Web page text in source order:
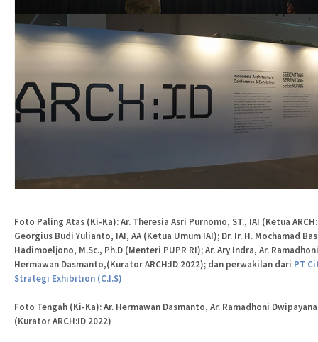
Foto Paling Atas (Ki-Ka): Ar. Theresia Asri Purnomo, ST., IAI (Ketua
Georgius Budi Yulianto, IAI, AA (Ketua Umum IAI); Dr. Ir. H. Mochamad
Hadimoeljono, M.Sc., Ph.D (Menteri PUPR RI); Ar. Ary Indra, Ar.
Hermawan Dasmanto,(Kurator ARCH:ID 2022); dan perwakilan dari PT
Strategi Exhibition (C.I.S)
Foto Tengah (Ki-Ka):Ar. Hermawan Dasmanto, Ar. Ramadhoni
(Kurator ARCH:ID 2022)